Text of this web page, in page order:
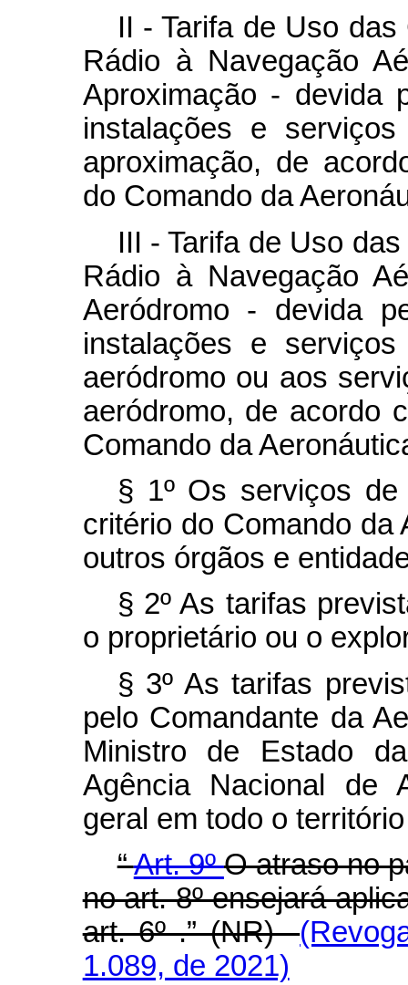
II - Tarifa de Uso
Rádio à Navegação
Aproximação - devida
instalações e
aproximação, de
do Comando da
III - Tarifa de Uso
Rádio à Navegação
Aeródromo - devida
instalações e
aeródromo ou aos
aeródromo, de acordo
Comando da
§ 1º Os serviços
critério do Comando da
outros órgãos e
§ 2º As tarifas
o proprietário ou o
§ 3º As tarifas
pelo Comandante da
Ministro de Estado
Agência Nacional de
geral em todo o
“Art. 9ºO atraso no
no art. 8º ensejará
art. 6º .” (NR)
1.089, de 2021)